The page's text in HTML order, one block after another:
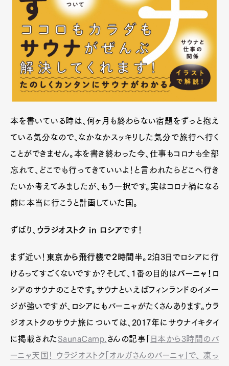
本を書いている時は、何ヶ月も終わらない宿題をずっと抱え
ている気分なので、なかなかスッキリした気分で旅行へ行く
ことができません。本を書き終わった今、仕事もコロナも全部
忘れて、どこでも行ってきていいよ！と言われたらどこへ行き
たいか考えてみましたが、もう一択です。実はコロナ禍になる
前に本当に行こうと計画していた国。
ずばり、 ウラジオストク in ロシアです！
まず近い！ 東京から飛行機で2時間半。2泊3日でロシアに行
けるってすごくないですか？そして、1番の目的はバーニャ！ ロ
シアのサウナのことです。サウナといえばフィンランドのイメー
ジが強いですが、ロシアにもバーニャがたくさんあります。ウラ
ジオストクのサウナ旅については、2017年にサウナイキタイ
に掲載されたSaunaCamp. さんの記事「
日本から3時間のバ
ーニャ天国！ ウラジオストク「オルガさんのバーニャ」で、 凍っ